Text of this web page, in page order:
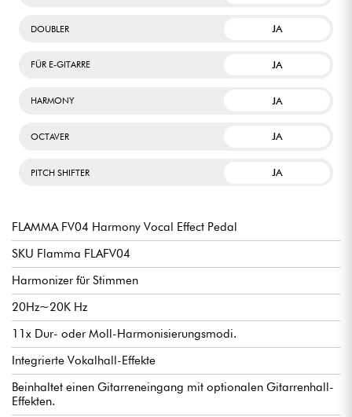
DOUBLER JA
FÜR E-GITARRE JA
HARMONY JA
OCTAVER JA
PITCH SHIFTER JA
FLAMMA FV04 Harmony Vocal Effect Pedal
SKU Flamma FLAFV04
Harmonizer für Stimmen
20Hz~20K Hz
11x Dur- oder Moll-Harmonisierungsmodi.
Integrierte Vokalhall-Effekte
Beinhaltet einen Gitarreneingang mit optionalen Gitarrenhall-
Effekten.